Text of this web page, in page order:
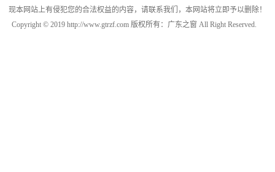
现本网站上有侵犯您的合法权益的内容，请联系我们，本网站将立即予以删除！
Copyright © 2019 http://www.gtrzf.com 版权所有：广东之窗 All Right Reserved.